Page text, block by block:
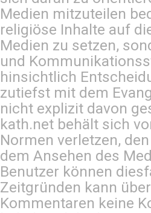
Medien mitzuteilen
religiöse Inhalte auf
Medien zu setzen,
und
hinsichtlich
zutiefst mit dem
nicht explizit davon
kath.net behält sich
Normen verletzen,
dem Ansehen des
Benutzer können
Zeitgründen kann
Kommentaren keine